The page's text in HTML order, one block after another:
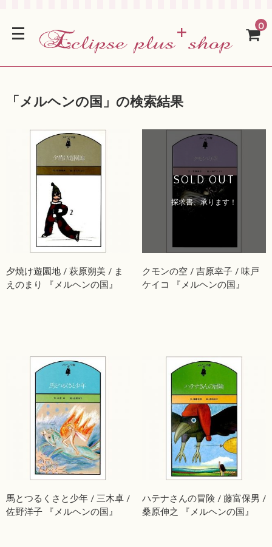
0
「 メルヘンの国 」の検索結果
夕焼け遊園地 / 萩原朔美 / ま
えのまり 『メルヘンの国』
SOLD OUT
探求書、承ります！
クモンの空 / 吉原幸子 / 味戸
ケイコ 『メルヘンの国』
馬とつるくさと少年 / 三木卓 /
佐野洋子 『メルヘンの国』
ハテナさんの冒険 / 藤富保男 /
桑原伸之 『メルヘンの国』